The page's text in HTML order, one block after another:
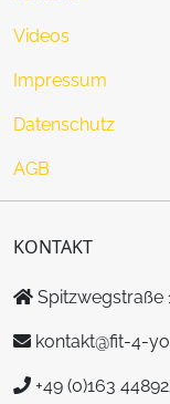
Videos
Impressum
Datenschutz
AGB
KONTAKT
Spitzwegstraße
kontakt@fit-4-
+49 (0)163